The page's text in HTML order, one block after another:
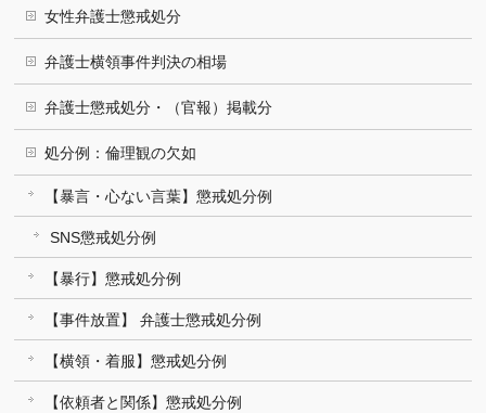
女性弁護士懲戒処分
弁護士横領事件判決の相場
弁護士懲戒処分・（官報）掲載分
処分例：倫理観の欠如
【暴言・心ない言葉】懲戒処分例
SNS懲戒処分例
【暴行】懲戒処分例
【事件放置】 弁護士懲戒処分例
【横領・着服】懲戒処分例
【依頼者と関係】懲戒処分例